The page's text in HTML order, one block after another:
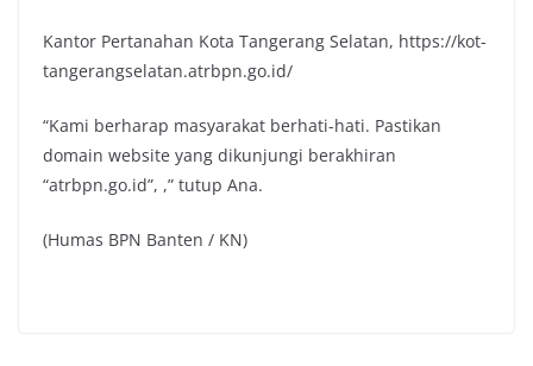
Kantor Pertanahan Kota Tangerang Selatan, https://kot-
tangerangselatan.atrbpn.go.id/
“Kami berharap masyarakat berhati-hati. Pastikan
domain website yang dikunjungi berakhiran
“atrbpn.go.id”, ,” tutup Ana.
(Humas BPN Banten / KN)